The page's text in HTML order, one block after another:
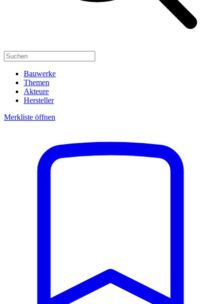
Bauwerke
Themen
Akteure
Hersteller
Merkliste öffnen